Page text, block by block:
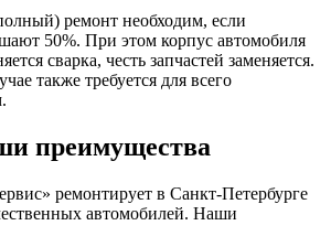
ремонт необходим, если
50%. При этом корпус автомобиля
сварка, честь запчастей заменяется.
также требуется для всего
преимущества
ремонтирует в Санкт-Петербурге
автомобилей. Наши